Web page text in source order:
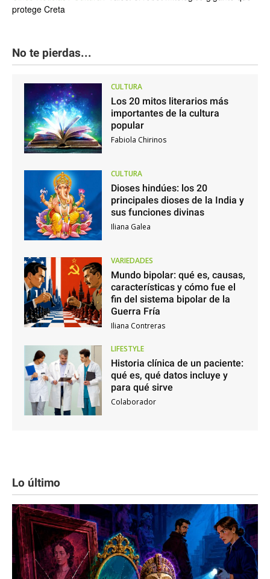
protege Creta
No te pierdas...
CULTURA
Los 20 mitos literarios más
importantes de la cultura
popular
Fabiola Chirinos
CULTURA
Dioses hindúes: los 20
principales dioses de la India y
sus funciones divinas
Iliana Galea
VARIEDADES
Mundo bipolar: qué es, causas,
características y cómo fue el
fin del sistema bipolar de la
Guerra Fría
Iliana Contreras
LIFESTYLE
Historia clínica de un paciente:
qué es, qué datos incluye y
para qué sirve
Colaborador
Lo último